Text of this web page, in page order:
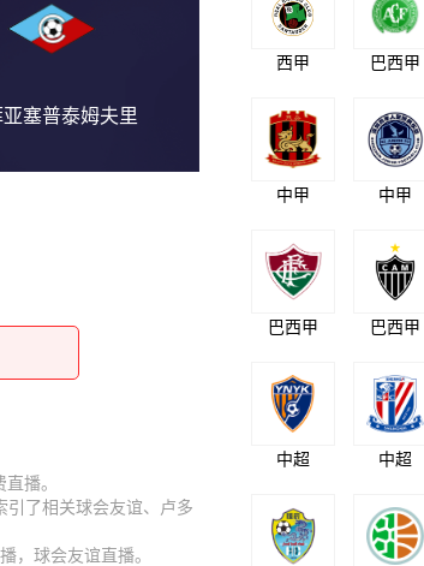
亚塞普泰姆夫里
播。
了相关球会友谊、卢多
，球会友谊直播。
西甲 巴西甲
中甲 中甲
巴西甲 巴西甲
中超 中超